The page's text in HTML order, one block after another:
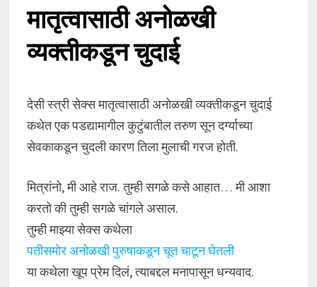
मातृत्वासाठी अनोळखी
व्यक्तीकडून चुदाई
देसी स्त्री सेक्स मातृत्वासाठी अनोळखी व्यक्तीकडून चुदाई
कथेत एक पडद्यामागील कुटुंबातील तरुण सून दर्ग्याच्या
सेवकाकडून चुदली कारण तिला मुलाची गरज होती.
मित्रांनो, मी आहे राज. तुम्ही सगळे कसे आहात… मी आशा
करतो की तुम्ही सगळे चांगले असाल.
तुम्ही माझ्या सेक्स कथेला
पतीसमोर अनोळखी पुरुषाकडून चूत चाटून घेतली
या कथेला खूप प्रेम दिलं, त्याबद्दल मनापासून धन्यवाद.